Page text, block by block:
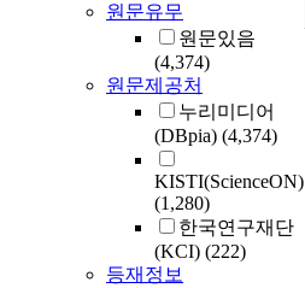
원문유무
원문있음
(4,374)
원문제공처
누리미디어
(DBpia) (4,374)
KISTI(ScienceON)
(1,280)
한국연구재단
(KCI) (222)
등재정보